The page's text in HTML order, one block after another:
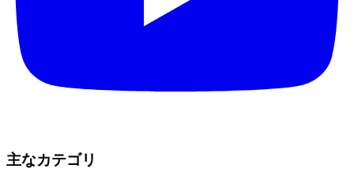
主なカテゴリ